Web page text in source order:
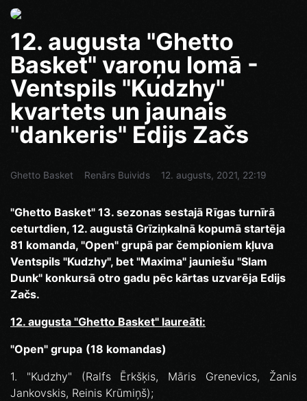
12. augusta "Ghetto
Basket" varoņu lomā -
Ventspils "Kudzhy"
kvartets un jaunais
"dankeris" Edijs Začs
Ghetto Basket Renārs Buivids 12. augusts, 2021, 22:19
"Ghetto Basket" 13. sezonas sestajā Rīgas turnīrā
ceturtdien, 12. augustā Grīziņkalnā kopumā startēja
81 komanda, "Open" grupā par čempioniem kļuva
Ventspils "Kudzhy", bet "Maxima" jauniešu "Slam
Dunk" konkursā otro gadu pēc kārtas uzvarēja Edijs
Začs.
12. augusta "Ghetto Basket" laureāti:
"Open" grupa (18 komandas)
1. "Kudzhy" (Ralfs Ērkšķis, Māris Grenevics, Žanis
Jankovskis, Reinis Krūmiņš);